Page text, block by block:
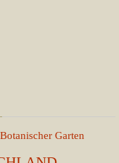
Botanischer Garten